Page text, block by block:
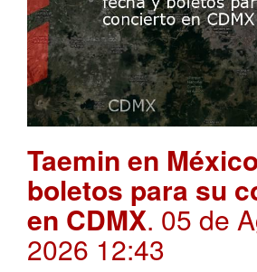
Taemin en
boletos para su
en CDMX. 05 de
2026 12:43